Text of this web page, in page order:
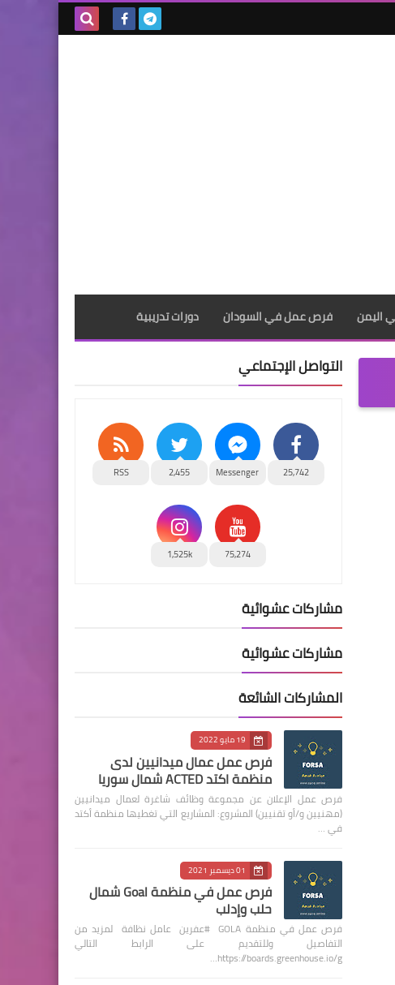
اليمن فرص عمل في السودان دورات تدريبية
التواصل الإجتماعي
25,742
Messenger
2,455
RSS
75,274
1,525k
مشاركات عشوائية
مشاركات عشوائية
المشاركات الشائعة
19 مايو 2022
فرص عمل عمال ميدانيين لدى
منظمة اكتد ACTED شمال سوريا
فرص عمل الإعلان عن مجموعة وظائف شاغرة لعمال ميدانيين
(مهنيين و/أو تقنيين) المشروع: المشاريع التي تغطيها منظمة أكتد
في …
01 ديسمبر 2021
فرص عمل في منظمة Goal شمال
حلب وإدلب
فرص عمل في منظمة GOLA #عفرين عامل نظافة لمزيد من
التفاصيل وللتقديم على الرابط التالي
https://boards.greenhouse.io/g…